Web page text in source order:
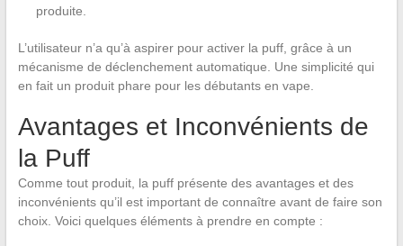
produite.
L’utilisateur n’a qu’à aspirer pour activer la puff, grâce à un
mécanisme de déclenchement automatique. Une simplicité qui
en fait un produit phare pour les débutants en vape.
Avantages et Inconvénients de
la Puff
Comme tout produit, la puff présente des avantages et des
inconvénients qu’il est important de connaître avant de faire son
choix. Voici quelques éléments à prendre en compte :